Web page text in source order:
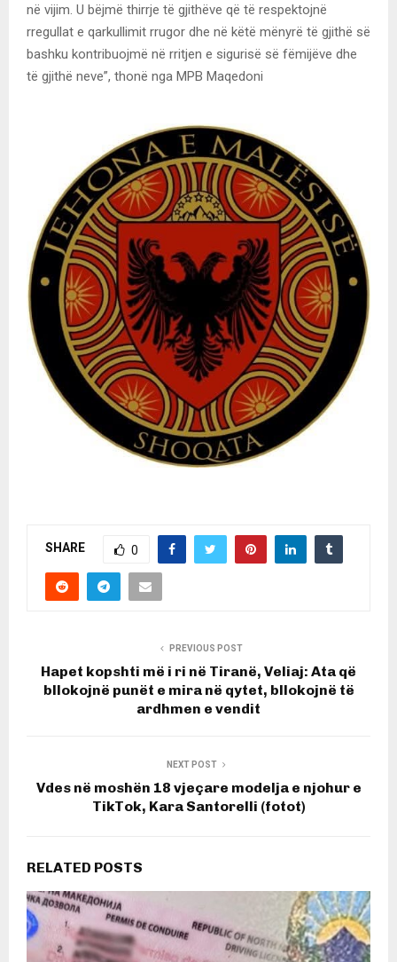
në vijim. U bëjmë thirrje të gjithëve që të respektojnë
rregullat e qarkullimit rrugor dhe në këtë mënyrë të gjithë së
bashku kontribuojmë në rritjen e sigurisë së fëmijëve dhe
të gjithë neve”, thonë nga MPB Maqedoni
SHARE 0
PREVIOUS POST
Hapet kopshti më i ri në Tiranë, Veliaj: Ata që
bllokojnë punët e mira në qytet, bllokojnë të
ardhmen e vendit
NEXT POST
Vdes në moshën 18 vjeçare modelja e njohur e
TikTok, Kara Santorelli (fotot)
RELATED POSTS